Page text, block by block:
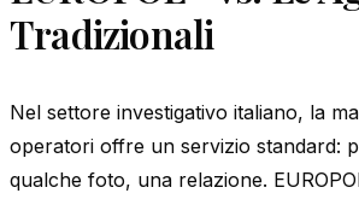
Tradizionali
Nel settore investigativo italiano, la
operatori offre un servizio standard:
qualche foto, una relazione.